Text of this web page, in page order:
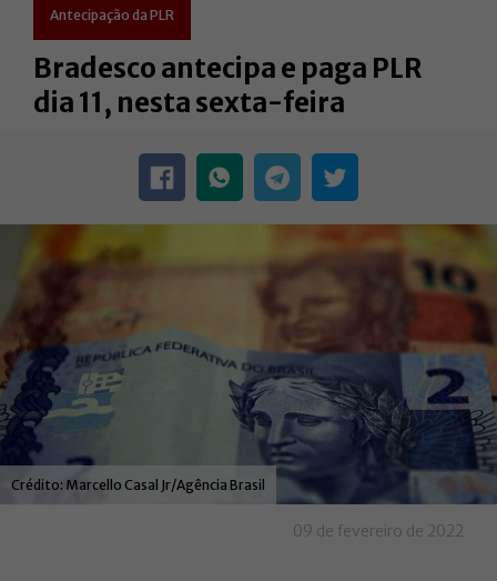
Antecipação da PLR
Bradesco antecipa e paga PLR
dia 11, nesta sexta-feira
Marcello Casal Jr/Agência Brasil
09 de fevereiro de 2022